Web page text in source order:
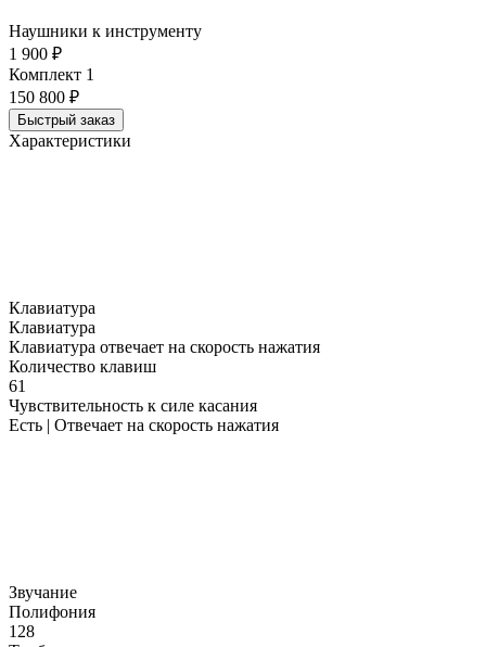
Наушники к инструменту
1 900 ₽
Комплект 1
150 800 ₽
Быстрый заказ
Характеристики
Клавиатура
Клавиатура
Клавиатура отвечает на скорость нажатия
Количество клавиш
61
Чувствительность к силе касания
Есть | Отвечает на скорость нажатия
Звучание
Полифония
128